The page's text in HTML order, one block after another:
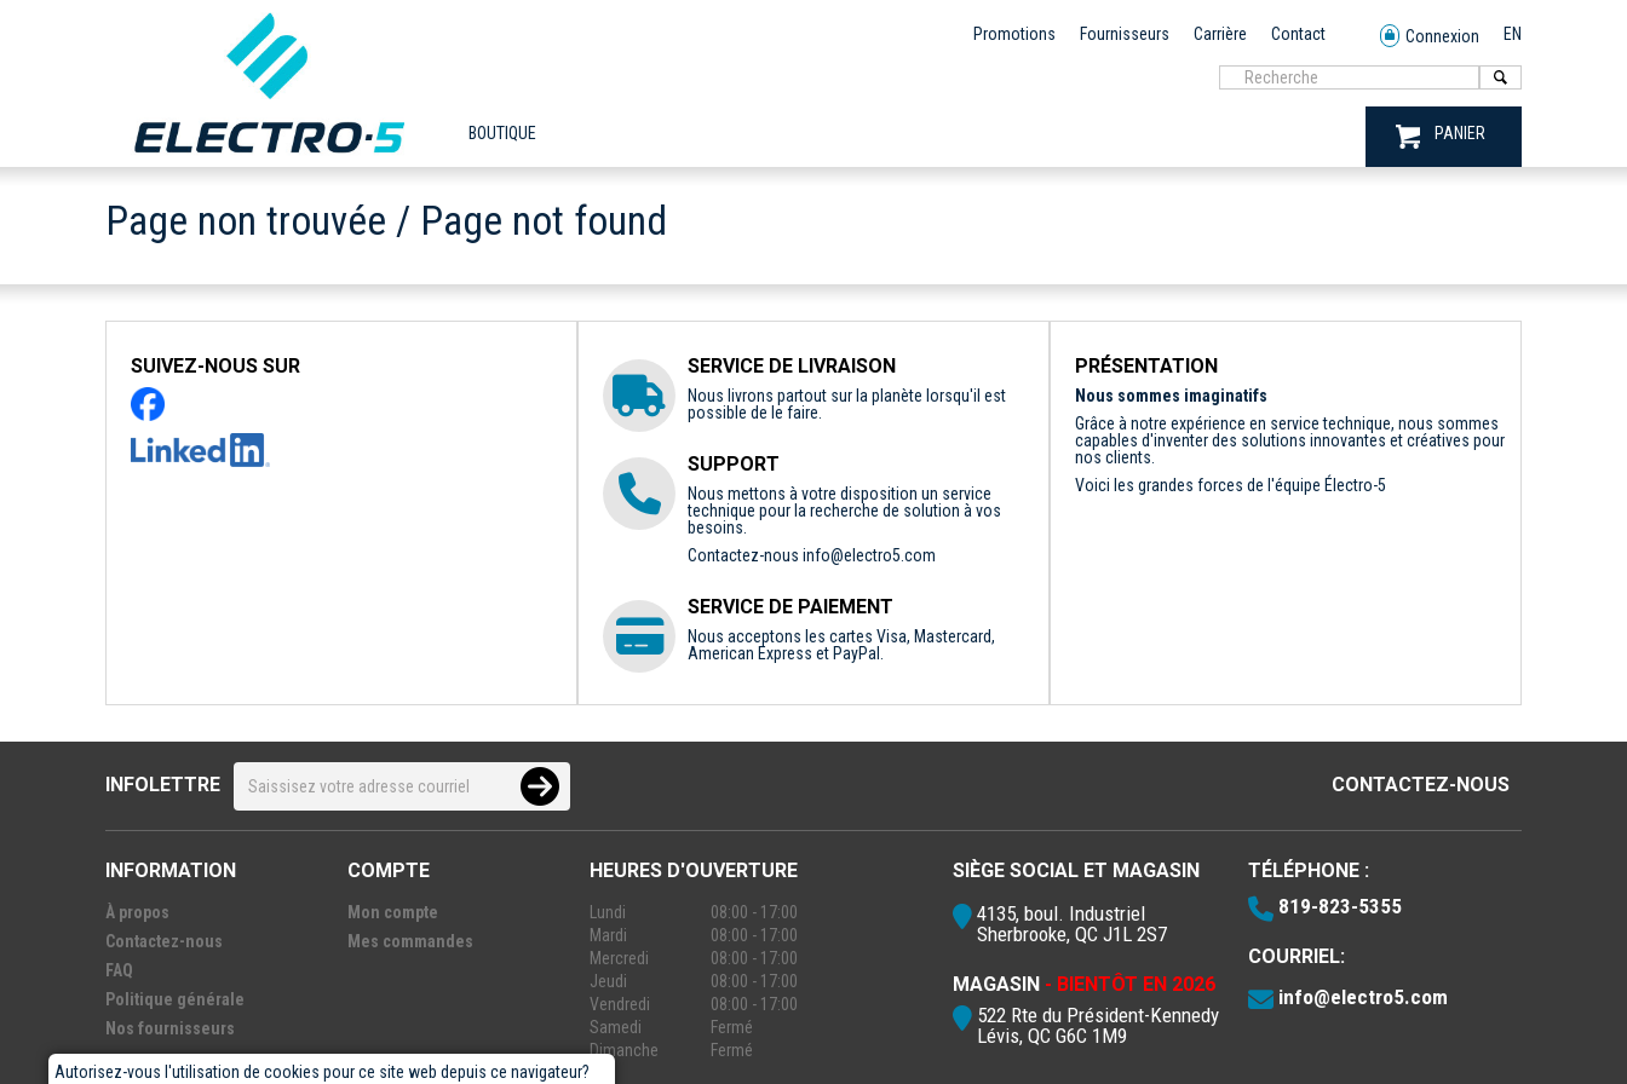
Autorisez-vous l'utilisation de cookies pour ce site web depuis ce navigateur?
Promotions Fournisseurs Carrière Contact Connexion EN
BOUTIQUE PANIER
Page non trouvée / Page not found
SUIVEZ-NOUS SUR SERVICE DE LIVRAISON
Nous livrons partout sur la planète lorsqu'il est
possible de le faire.
SUPPORT
Nous mettons à votre disposition un service
technique pour la recherche de solution à vos
besoins.
Contactez-nous info@electro5.com
SERVICE DE PAIEMENT
Nous acceptons les cartes Visa, Mastercard,
American Express et PayPal.
PRÉSENTATION
Nous sommes imaginatifs
Grâce à notre expérience en service technique, nous sommes
capables d'inventer des solutions innovantes et créatives pour
nos clients.
Voici les grandes forces de l'équipe Électro-5
INFOLETTRE CONTACTEZ-NOUS
INFORMATION
À propos
Contactez-nous
FAQ
Politique générale
Nos fournisseurs
COMPTE
Mon compte
Mes commandes
HEURES D'OUVERTURE
Lundi
08:00 - 17:00
Mardi
08:00 - 17:00
Mercredi
08:00 - 17:00
Jeudi
08:00 - 17:00
Vendredi
08:00 - 17:00
Samedi
Fermé
Dimanche
Fermé
SIÈGE SOCIAL ET MAGASIN
4135, boul. Industriel
Sherbrooke, QC J1L 2S7
MAGASIN - BIENTÔT EN 2026
522 Rte du Président-Kennedy
Lévis, QC G6C 1M9
TÉLÉPHONE :
819-823-5355
COURRIEL:
info@electro5.com